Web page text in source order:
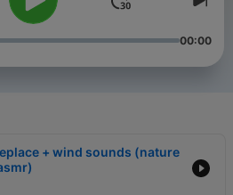
00:00
+ wind sounds (nature